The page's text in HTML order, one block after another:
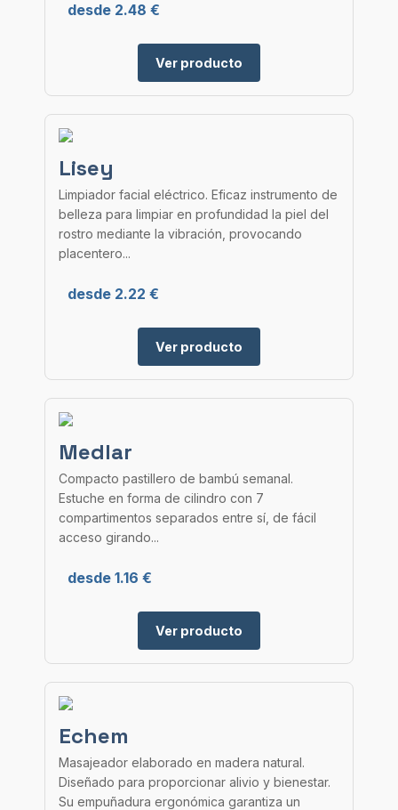
desde 2.48 €
Ver producto
Lisey
Limpiador facial eléctrico. Eficaz instrumento de
belleza para limpiar en profundidad la piel del
rostro mediante la vibración, provocando
placentero...
desde 2.22 €
Ver producto
Medlar
Compacto pastillero de bambú semanal.
Estuche en forma de cilindro con 7
compartimentos separados entre sí, de fácil
acceso girando...
desde 1.16 €
Ver producto
Echem
Masajeador elaborado en madera natural.
Diseñado para proporcionar alivio y bienestar.
Su empuñadura ergonómica garantiza un